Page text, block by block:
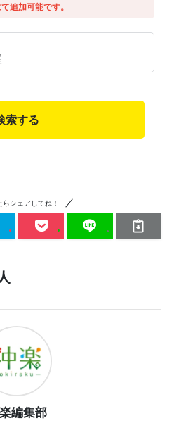
追加可能です。
索する
らシェアしてね！
編集部